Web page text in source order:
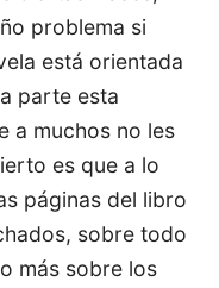
problema si
está orientada
parte esta
a muchos no les
es que a lo
páginas del libro
sobre todo
más sobre los